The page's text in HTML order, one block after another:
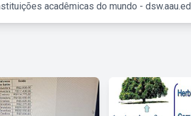
acadêmicas do mundo -